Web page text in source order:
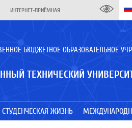
ИНТЕРНЕТ-ПРИЁМНАЯ
БЮДЖЕТНОЕ ОБРАЗОВАТЕЛЬНОЕ
ТЕХНИЧЕСКИЙ
СТУДЕНЧЕСКАЯ ЖИЗНЬ